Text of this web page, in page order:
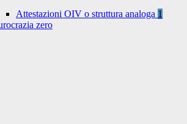
Attestazioni OIV o struttura analoga 1
zero